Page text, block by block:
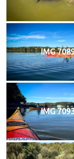
IMG
IMG